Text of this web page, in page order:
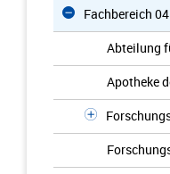
Fachbereich
Abteilung
Apotheke